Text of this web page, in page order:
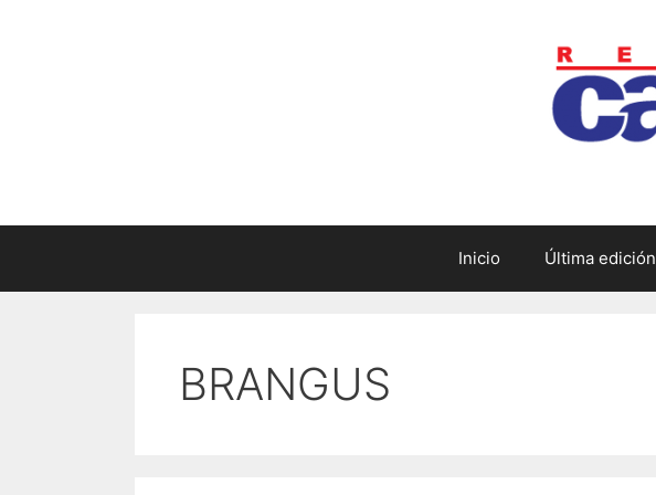
Inicio Última edición
BRANGUS